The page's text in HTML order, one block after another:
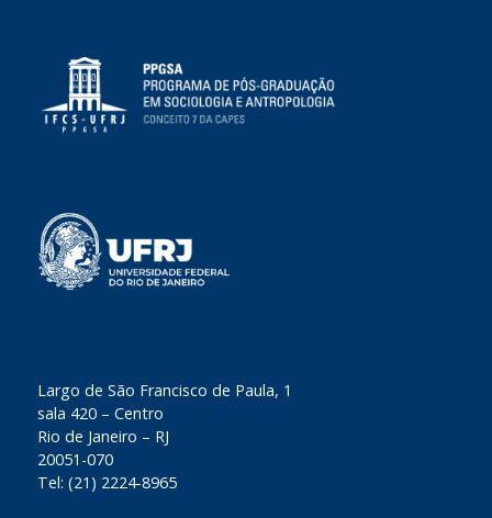
​Largo de São Francisco de Paula, 1
sala 420 – Centro
Rio de Janeiro – RJ
20051-070
Tel: (21) 2224-8965